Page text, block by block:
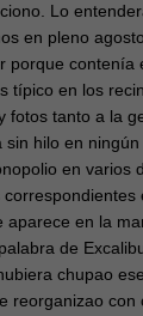
Lo
en pleno
porque
típico en los
fotos tanto a la
hilo en
en varios
aparece en la
de
chupao
reorganizao